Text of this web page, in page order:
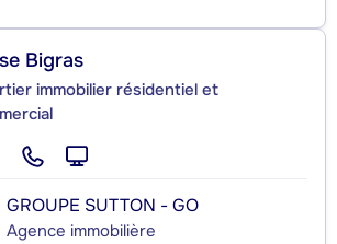
Bigras
immobilier résidentiel et
GROUPE SUTTON - GO
Agence immobilière